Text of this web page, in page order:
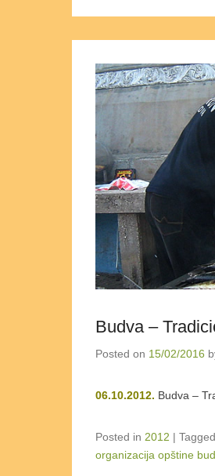
Budva –
Posted on 15/02/2016
06.10.2012. Budva –
Posted in 2012 | Tagged
organizacija opštine